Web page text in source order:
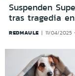
Suspenden
tras tragedia
REDMAULE 11/04/2025